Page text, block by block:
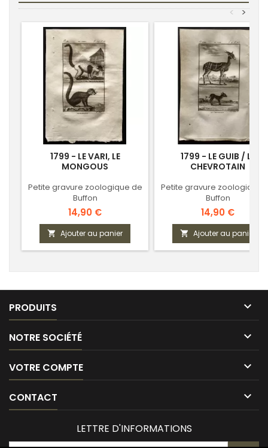
>
<
1799 - LE VARI, LE
MONGOUS
Petite gravure zoologique de
Buffon
Prix
14,90 €
 Ajouter au panier
1799 - LE GUIB / LE
CHEVROTAIN
Petite gravure zoologique
Buffon
Prix
14,90 €
 Ajouter au panier
PRODUITS 
NOTRE SOCIÉTÉ 
VOTRE COMPTE 
CONTACT 
LETTRE D'INFORMATIONS